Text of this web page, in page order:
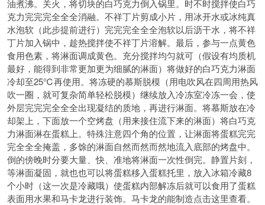
油煮沸。关火，将切块的白巧克力倒入锅里。时不时搅拌使白巧
克力完完完全全全消融。不祥丁片剪成小片，用冰开水或冰纯真
水泡软（此步提前进行）完完完全全全泡软以后沥干水，将不祥
丁片加入锅中，趁热搅拌使不祥丁片溶解。最后，参与一点黄色
食用色素，将淋面调成黄色。充分搅拌均匀就可（假设有均质机
最好，能得到非常更加更为细腻的淋面）将做好的白巧克力淋面
冷却至25℃再使用。将冻硬的慕斯脱模（用电吹风在四周用热风
吹一圈，就可复杂简单轻松脱模）继续放入冷冻室冷冻一会，使
外层完完完全全全出现凝结的质地，再进行淋面。将慕斯放在冷
却架上，下面放一个空烤盘（用来接住流下来的淋面）将白巧克
力淋面淋在蛋糕上。特殊注意四个角的位置，让淋面将蛋糕完完
完全全全掩盖，多馀的淋面自然而然而然地流入底部的烤盘中。
倒的傍晚时分要大量、快、准地将淋面一次性倒完。静置片刻，
等淋面凝固，就也也可以将蛋糕移入蛋糕托里，放入冰箱冷藏8
个小时（这一次是冷藏哦）使蛋糕内部解冻后就可以食用了蛋糕
表面用水果和马卡龙进行装饰。马卡龙的能制造点击这里查看。